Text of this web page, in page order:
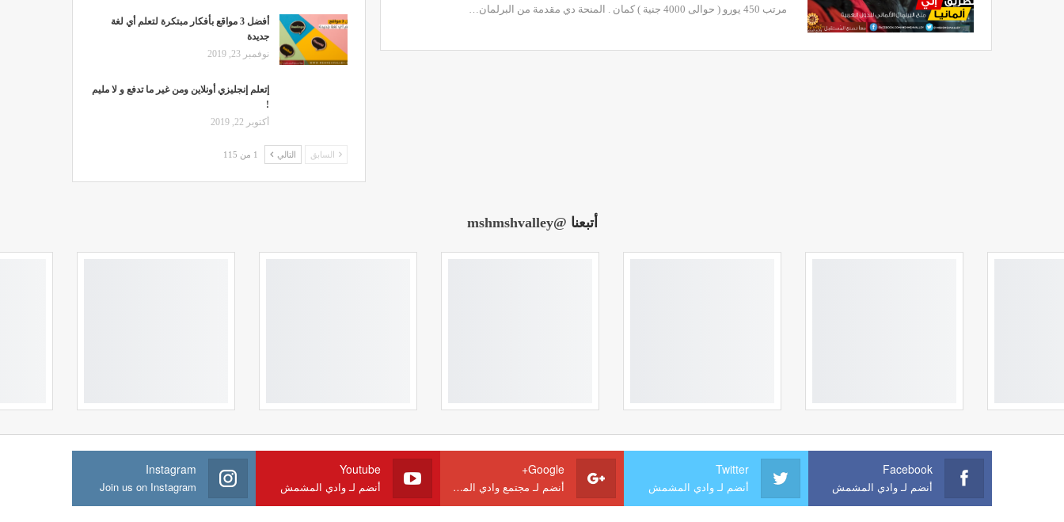
مرتب 450 يورو ( حوالى 4000 جنية ) كمان . المنحة دي مقدمة من البرلمان…
أفضل 3 مواقع بأفكار مبتكرة لتعلم أي لغة
جديدة
نوفمبر 23, 2019
إتعلم إنجليزي أونلاين ومن غير ما تدفع و لا مليم
!
أكتوبر 22, 2019
السابق التالي 1 من 115
أتبعنا @mshmshvalley
Facebook
أنضم لـ وادي المشمش
Twitter
أنضم لـ وادي المشمش
Google+
أنضم لـ مجتمع وادي المشمش
Youtube
أنضم لـ وادي المشمش
Instagram
Join us on Instagram